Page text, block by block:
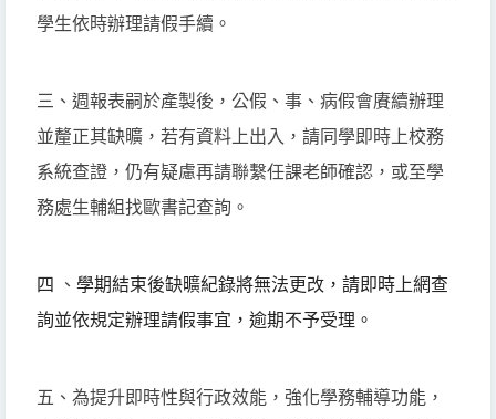
學生依時辦理請假手續。
三、週報表嗣於產製後，公假、事、病假會賡續辦理
並釐正其缺曠，若有資料上出入，請同學即時上校務
系統查證，仍有疑慮再請聯繫任課老師確認，或至學
務處生輔組找歐書記查詢。
四 、 學期結束後缺曠紀錄將無法更改， 請即時上網查
詢並依規定辦理請假事宜，逾期不予受理。
五、為提升即時性與行政效能，強化學務輔導功能，